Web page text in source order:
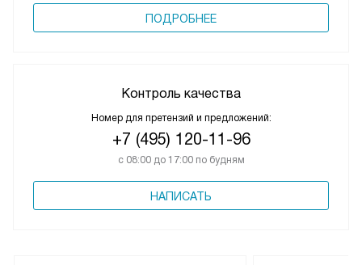
ПОДРОБНЕЕ
Контроль качества
Номер для претензий и предложений:
+7 (495) 120-11-96
с 08:00 до 17:00 по будням
НАПИСАТЬ